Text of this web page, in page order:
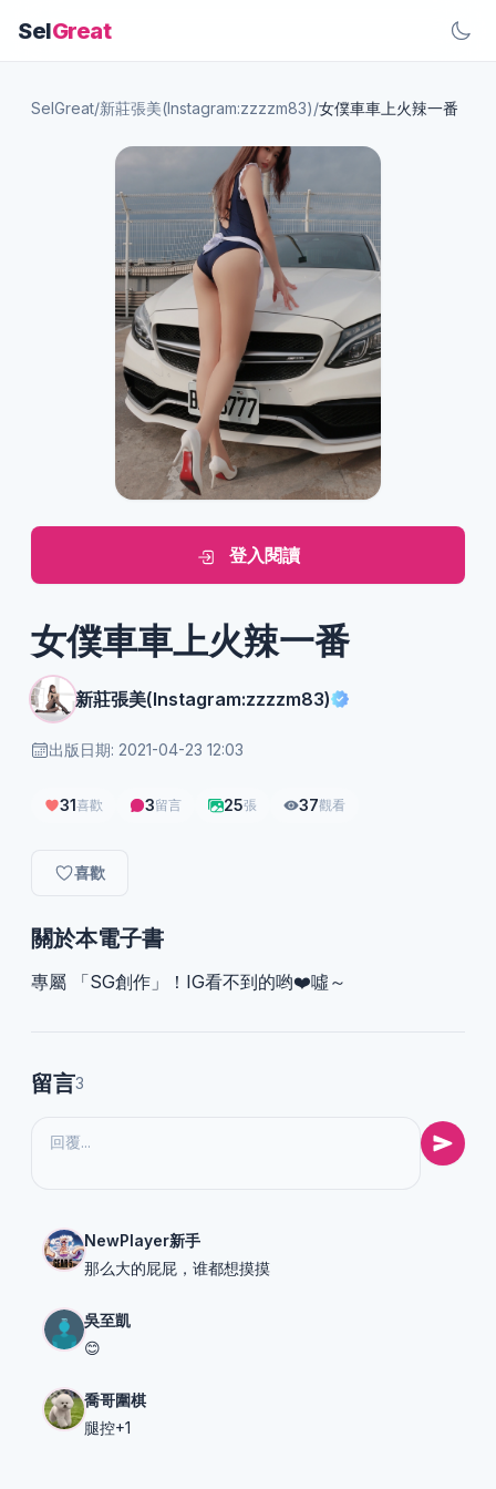
SelGreat
SelGreat/新莊張美(Instagram:zzzzm83)/女僕車車上火辣一番
登入閱讀
女僕車車上火辣一番
新莊張美(Instagram:zzzzm83)
出版日期: 2021-04-23 12:03
31喜歡 3留言 25張 37觀看
喜歡
關於本電子書
專屬 「SG創作」！IG看不到的哟❤️噓～
留言3
NewPlayer新手
那么大的屁屁，谁都想摸摸
吳至凱
😊
喬哥圍棋
腿控+1